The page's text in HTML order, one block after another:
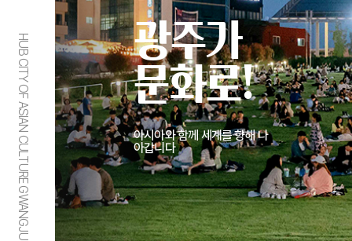
HUB CITY OF ASIAN CULTURE GWANGJU
광주가
문화로!
아시아와 함께 세계를 향해 나
아갑니다